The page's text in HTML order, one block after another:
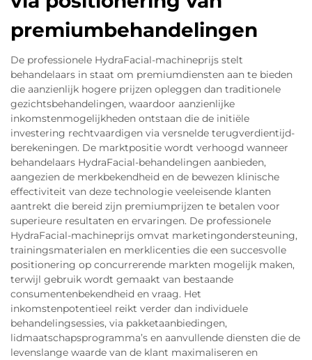
premiumbehandelingen
De professionele HydraFacial-machineprijs stelt
behandelaars in staat om premiumdiensten aan te bieden
die aanzienlijk hogere prijzen opleggen dan traditionele
gezichtsbehandelingen, waardoor aanzienlijke
inkomstenmogelijkheden ontstaan die de initiële
investering rechtvaardigen via versnelde terugverdientijd-
berekeningen. De marktpositie wordt verhoogd wanneer
behandelaars HydraFacial-behandelingen aanbieden,
aangezien de merkbekendheid en de bewezen klinische
effectiviteit van deze technologie veeleisende klanten
aantrekt die bereid zijn premiumprijzen te betalen voor
superieure resultaten en ervaringen. De professionele
HydraFacial-machineprijs omvat marketingondersteuning,
trainingsmaterialen en merklicenties die een succesvolle
positionering op concurrerende markten mogelijk maken,
terwijl gebruik wordt gemaakt van bestaande
consumentenbekendheid en vraag. Het
inkomstenpotentieel reikt verder dan individuele
behandelingsessies, via pakketaanbiedingen,
lidmaatschapsprogramma’s en aanvullende diensten die de
levenslange waarde van de klant maximaliseren en